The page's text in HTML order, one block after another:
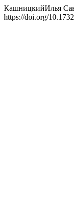
КашницкийИлья
https://doi.org/